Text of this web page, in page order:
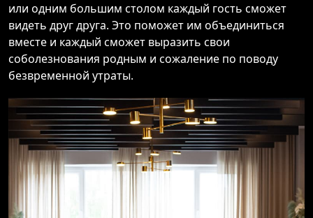
или одним большим столом каждый гость сможет
видеть друг друга. Это поможет им объединиться
вместе и каждый сможет выразить свои
соболезнования родным и сожаление по поводу
безвременной утраты.